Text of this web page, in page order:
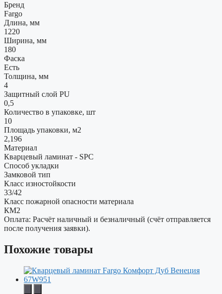
Бренд
Fargo
Длина, мм
1220
Ширина, мм
180
Фаска
Есть
Толщина, мм
4
Защитный слой PU
0,5
Количество в упаковке, шт
10
Площадь упаковки, м2
2,196
Материал
Кварцевый ламинат - SPC
Способ укладки
Замковой тип
Класс изностойкости
33/42
Класс пожарной опасности материала
КМ2
Оплата: Расчёт наличный и безналичный (счёт отправляется
после получения заявки).
Похожие товары